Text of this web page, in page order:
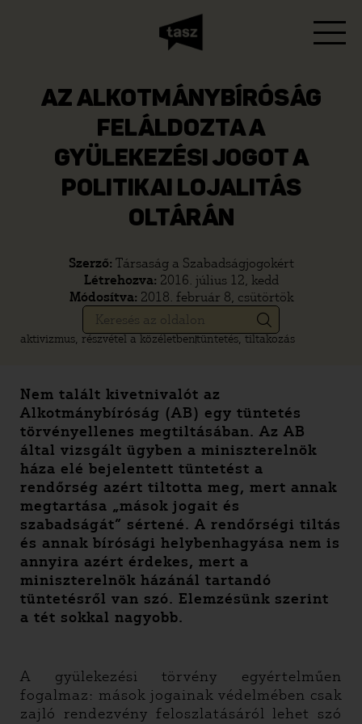
AZ ALKOTMÁNYBÍRÓSÁG
FELÁLDOZTA A
GYÜLEKEZÉSI JOGOT A
POLITIKAI LOJALITÁS
OLTÁRÁN
Szerző: Társaság a Szabadságjogokért
Létrehozva: 2016. július 12, kedd
Módosítva: 2018. február 8, csütörtök
aktivizmus, részvétel a közéletbentüntetés, tiltakozás
Nem talált kivetnivalót az
Alkotmánybíróság (AB) egy tüntetés
törvényellenes megtiltásában. Az AB
által vizsgált ügyben a miniszterelnök
háza elé bejelentett tüntetést a
rendőrség azért tiltotta meg, mert annak
megtartása „mások jogait és
szabadságát” sértené. A rendőrségi tiltás
és annak bírósági helybenhagyása nem is
annyira azért érdekes, mert a
miniszterelnök házánál tartandó
tüntetésről van szó. Elemzésünk szerint
a tét sokkal nagyobb.
A gyülekezési törvény egyértelműen
fogalmaz: mások jogainak védelmében csak
zajló rendezvény feloszlatásáról lehet szó